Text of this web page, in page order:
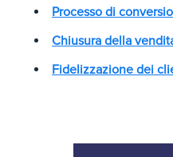
Processo di
Chiusura della
Fidelizzazione dei